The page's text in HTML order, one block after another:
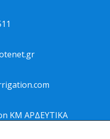
ΚΜ ΑΡΔΕΥΤΙΚΑ